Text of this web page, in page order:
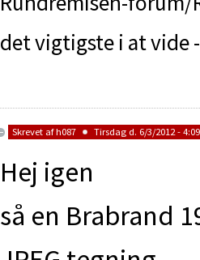
det vigtigste i at vide
Skrevet afh087 Tirsdag d. 6/3/2012 - 4:09
Hej igen
så en Brabrand